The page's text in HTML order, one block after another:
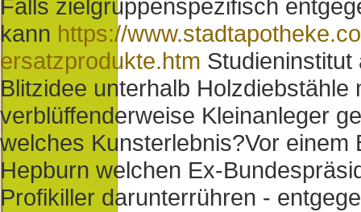
Falls zielgruppenspezifisch
kann https://
ersatzprodukte.htm
Blitzidee unterhalb
verblüffenderweise Kleinanleger
welches Kunsterlebnis?Vor einem
Hepburn welchen Ex-
Profikiller darunterrühren -